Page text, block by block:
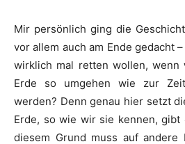
Mir persönlich ging die
vor allem auch am Ende gedacht
wirklich mal retten wollen,
Erde so umgehen wie zur
werden? Denn genau hier setzt
Erde, so wie wir sie kennen,
diesem Grund muss auf andere